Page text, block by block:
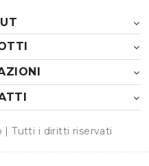
| Tutti i diritti riservati